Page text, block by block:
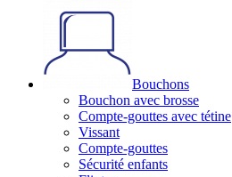
Bouchons
Bouchon avec brosse
Compte-gouttes avec tétine
Vissant
Compte-gouttes
Sécurité enfants